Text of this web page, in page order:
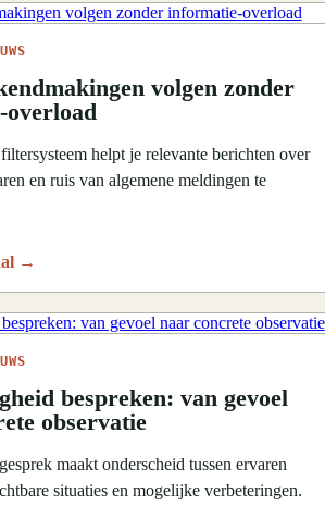
volgen zonder
helpt je relevante berichten over
en ruis van algemene meldingen te
→
bespreken: van gevoel
observatie
maakt onderscheid tussen ervaren
situaties en mogelijke verbeteringen.